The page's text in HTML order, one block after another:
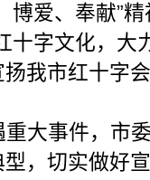
博爱、奉献”
十字文化，
我市红十字
大事件，市
，切实做好